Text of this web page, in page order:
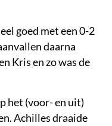
goed met een 0-2
daarna
Kris en zo was de
het (voor- en uit)
Achilles draaide